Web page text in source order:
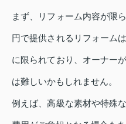
まず、リフォーム内容が限
円で提供されるリフォーム
に限られており、オーナー
は難しいかもしれません。
例えば、高級な素材や特殊